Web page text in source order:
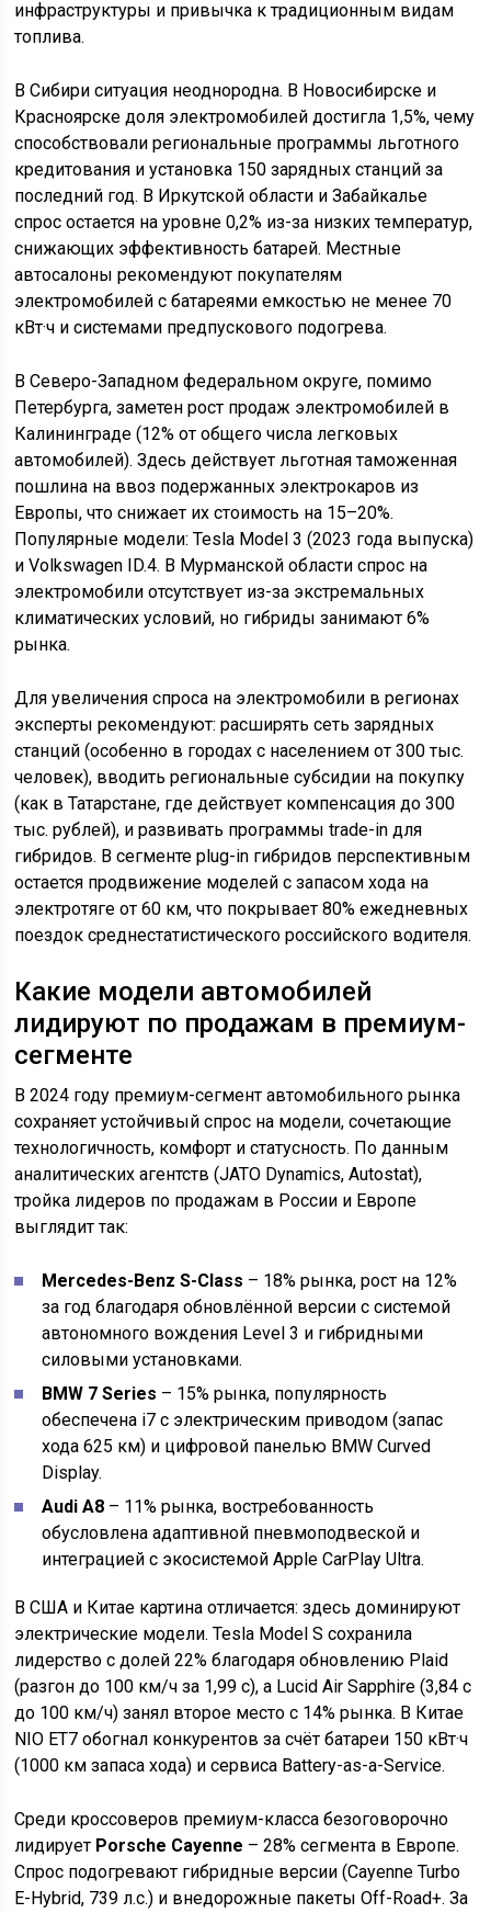
инфраструктуры и привычка к традиционным видам
топлива.
В Сибири ситуация неоднородна. В Новосибирске и
Красноярске доля электромобилей достигла 1,5%, чему
способствовали региональные программы льготного
кредитования и установка 150 зарядных станций за
последний год. В Иркутской области и Забайкалье
спрос остается на уровне 0,2% из-за низких температур,
снижающих эффективность батарей. Местные
автосалоны рекомендуют покупателям
электромобилей с батареями емкостью не менее 70
кВт·ч и системами предпускового подогрева.
В Северо-Западном федеральном округе, помимо
Петербурга, заметен рост продаж электромобилей в
Калининграде (12% от общего числа легковых
автомобилей). Здесь действует льготная таможенная
пошлина на ввоз подержанных электрокаров из
Европы, что снижает их стоимость на 15–20%.
Популярные модели: Tesla Model 3 (2023 года выпуска)
и Volkswagen ID.4. В Мурманской области спрос на
электромобили отсутствует из-за экстремальных
климатических условий, но гибриды занимают 6%
рынка.
Для увеличения спроса на электромобили в регионах
эксперты рекомендуют: расширять сеть зарядных
станций (особенно в городах с населением от 300 тыс.
человек), вводить региональные субсидии на покупку
(как в Татарстане, где действует компенсация до 300
тыс. рублей), и развивать программы trade-in для
гибридов. В сегменте plug-in гибридов перспективным
остается продвижение моделей с запасом хода на
электротяге от 60 км, что покрывает 80% ежедневных
поездок среднестатистического российского водителя.
Какие модели автомобилей
лидируют по продажам в премиум-
сегменте
В 2024 году премиум-сегмент автомобильного рынка
сохраняет устойчивый спрос на модели, сочетающие
технологичность, комфорт и статусность. По данным
аналитических агентств (JATO Dynamics, Autostat),
тройка лидеров по продажам в России и Европе
выглядит так:
Mercedes-Benz S-Class – 18% рынка, рост на 12%
за год благодаря обновлённой версии с системой
автономного вождения Level 3 и гибридными
силовыми установками.
BMW 7 Series – 15% рынка, популярность
обеспечена i7 с электрическим приводом (запас
хода 625 км) и цифровой панелью BMW Curved
Display.
Audi A8 – 11% рынка, востребованность
обусловлена адаптивной пневмоподвеской и
интеграцией с экосистемой Apple CarPlay Ultra.
В США и Китае картина отличается: здесь доминируют
электрические модели. Tesla Model S сохранила
лидерство с долей 22% благодаря обновлению Plaid
(разгон до 100 км/ч за 1,99 с), а Lucid Air Sapphire (3,84 с
до 100 км/ч) занял второе место с 14% рынка. В Китае
NIO ET7 обогнал конкурентов за счёт батареи 150 кВт·ч
(1000 км запаса хода) и сервиса Battery-as-a-Service.
Среди кроссоверов премиум-класса безоговорочно
лидирует Porsche Cayenne – 28% сегмента в Европе.
Спрос подогревают гибридные версии (Cayenne Turbo
E-Hybrid, 739 л.с.) и внедорожные пакеты Off-Road+. За